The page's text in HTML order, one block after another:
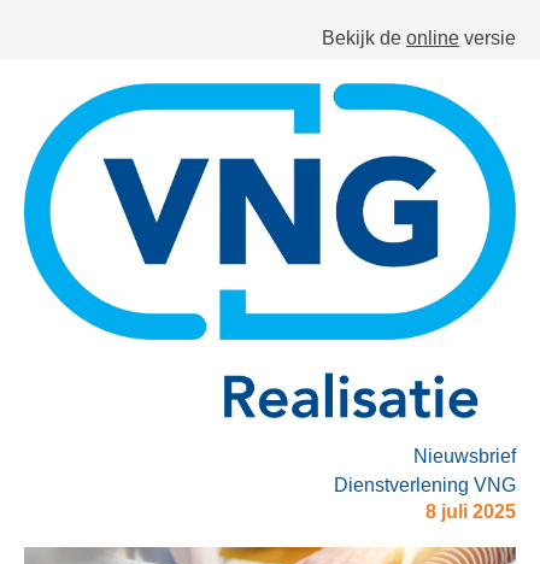
Bekijk de online versie
Nieuwsbrief
Dienstverlening VNG
8 juli 2025